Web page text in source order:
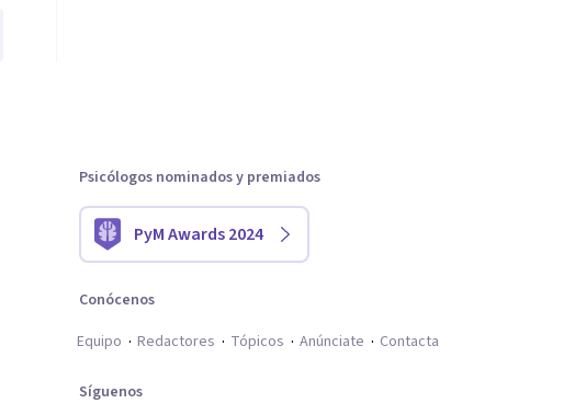
Psicólogos nominados y premiados
PyM Awards 2024
Conócenos
Equipo
Redactores Tópicos Anúnciate Contacta
Síguenos